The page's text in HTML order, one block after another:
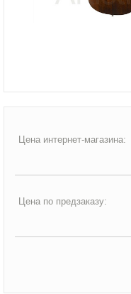
Цена интернет-магазина:
Цена по предзаказу: